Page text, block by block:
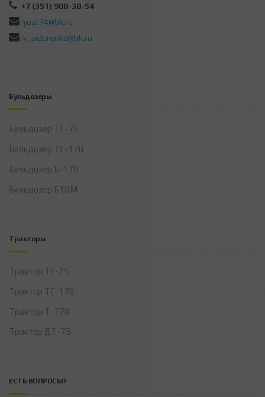
+7 (351) 908-38-54
yuzt74@bk.ru
v_sidorenko@bk.ru
Бульдозеры
Бульдозер ТГ-75
Бульдозер ТГ-170
Бульдозер Б-170
Бульдозер Б10М
Тракторы
Трактор ТГ-75
Трактор ТГ-170
Трактор Т-170
Трактор ДТ-75
ЕСТЬ ВОПРОСЫ?